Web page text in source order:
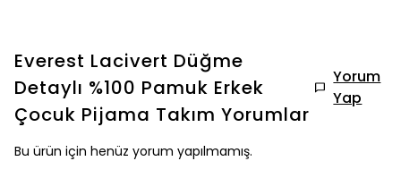
Everest Lacivert Düğme
Detaylı %100 Pamuk Erkek
Çocuk Pijama Takım Yorumlar
Yorum
Yap
Bu ürün için henüz yorum yapılmamış.